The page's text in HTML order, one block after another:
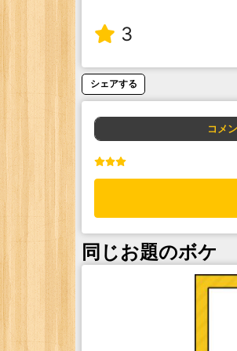
3
シェアする
コメ
同じお題のボケ